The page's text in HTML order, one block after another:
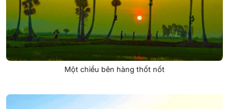
Một chiều bên hàng thốt nốt